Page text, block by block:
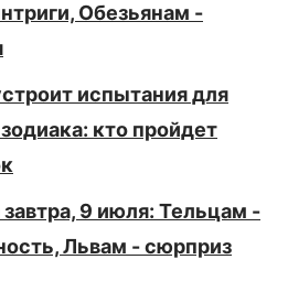
Обезьянам -
испытания для
кто пройдет
завтра, 9 июля: Тельцам -
Львам - сюрприз